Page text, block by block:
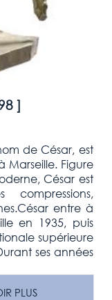
]
de César, est
Marseille. Figure
César est
entre à
en 1935, puis
supérieure
ses années
PLUS